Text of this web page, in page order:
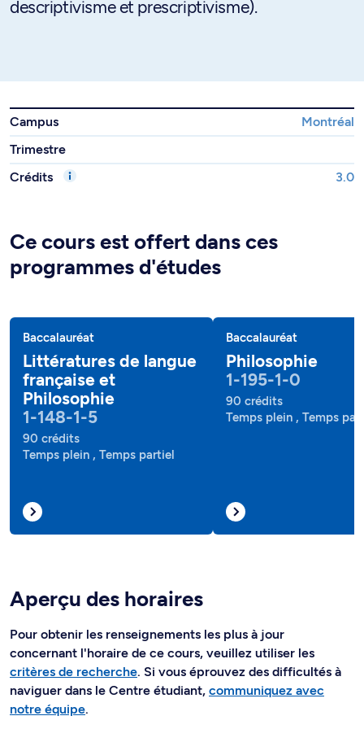
descriptivisme et prescriptivisme).
Campus
Montréal
Trimestre
Crédits
3.0
Ce cours est offert dans ces
programmes d'études
Baccalauréat
Littératures de langue
française et
Philosophie
1-148-1-5
90 crédits
Temps plein , Temps partiel
Baccalauréat
Philosophie
1-195-1-0
90 crédits
Temps plein , Temps
Aperçu des horaires
Pour obtenir les renseignements les plus à jour
concernant l'horaire de ce cours, veuillez utiliser les
critères de recherche. Si vous éprouvez des difficultés à
naviguer dans le Centre étudiant, communiquez avec
notre équipe.